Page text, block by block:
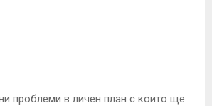
проблеми в личен план с които ще